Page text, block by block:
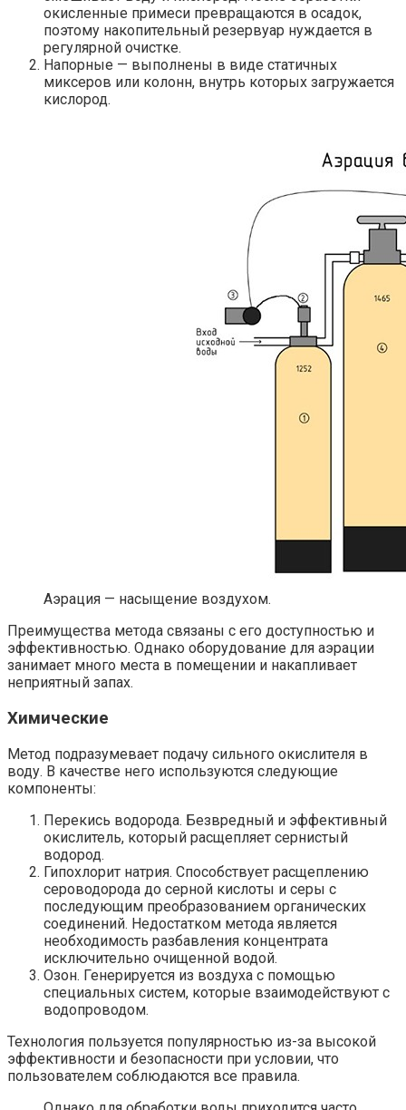
окисленные примеси превращаются в осадок,
поэтому накопительный резервуар нуждается в
регулярной очистке.
Напорные — выполнены в виде статичных
миксеров или колонн, внутрь которых загружается
кислород.
Аэрация — насыщение воздухом.
Преимущества метода связаны с его доступностью и
эффективностью. Однако оборудование для аэрации
занимает много места в помещении и накапливает
неприятный запах.
Химические
Метод подразумевает подачу сильного окислителя в
воду. В качестве него используются следующие
компоненты:
Перекись водорода. Безвредный и эффективный
окислитель, который расщепляет сернистый
водород.
Гипохлорит натрия. Способствует расщеплению
сероводорода до серной кислоты и серы с
последующим преобразованием органических
соединений. Недостатком метода является
необходимость разбавления концентрата
исключительно очищенной водой.
Озон. Генерируется из воздуха с помощью
специальных систем, которые взаимодействуют с
водопроводом.
Технология пользуется популярностью из-за высокой
эффективности и безопасности при условии, что
пользователем соблюдаются все правила.